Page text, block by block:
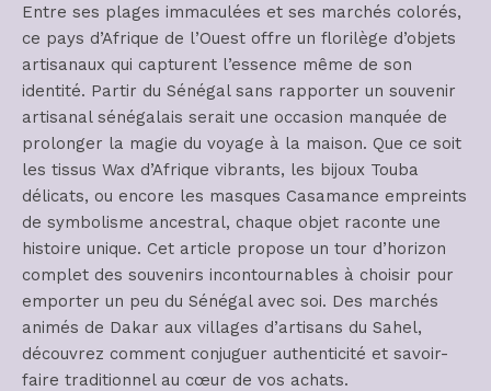
Entre ses plages immaculées et ses marchés colorés,
ce pays d’Afrique de l’Ouest offre un florilège d’objets
artisanaux qui capturent l’essence même de son
identité. Partir du Sénégal sans rapporter un souvenir
artisanal sénégalais serait une occasion manquée de
prolonger la magie du voyage à la maison. Que ce soit
les tissus Wax d’Afrique vibrants, les bijoux Touba
délicats, ou encore les masques Casamance empreints
de symbolisme ancestral, chaque objet raconte une
histoire unique. Cet article propose un tour d’horizon
complet des souvenirs incontournables à choisir pour
emporter un peu du Sénégal avec soi. Des marchés
animés de Dakar aux villages d’artisans du Sahel,
découvrez comment conjuguer authenticité et savoir-
faire traditionnel au cœur de vos achats.